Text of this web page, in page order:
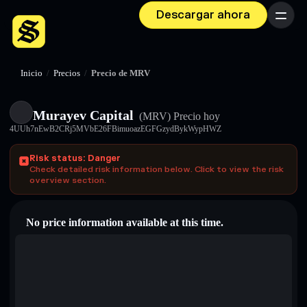
Descargar ahora Menú
Inicio / Precios / Precio de MRV
Murayev Capital (MRV) Precio hoy
4UUh7nEwB2CRj5MVbE26FBimuoazEGFGzydBykWypHWZ
Risk status: Danger
Check detailed risk information below. Click to view the risk
overview section.
No price information available at this time.